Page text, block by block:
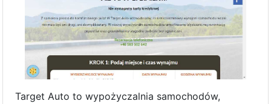
Target Auto to wypożyczalnia samochodów,